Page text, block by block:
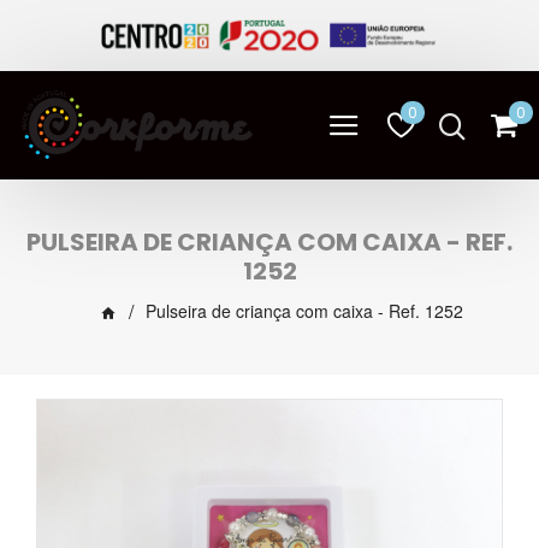
0 0
Pulseira de criança com caixa - Ref. 1252
PULSEIRA DE CRIANÇA COM CAIXA - REF.
1252